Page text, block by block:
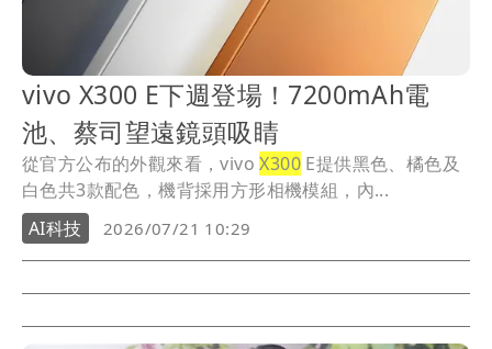
vivo X300 E下週登場！7200mAh電
池、蔡司望遠鏡頭吸睛
從官方公布的外觀來看，vivoX300E提供黑色、橘色及
白色共3款配色，機背採用方形相機模組，內...
AI科技
2026/07/21 10:29